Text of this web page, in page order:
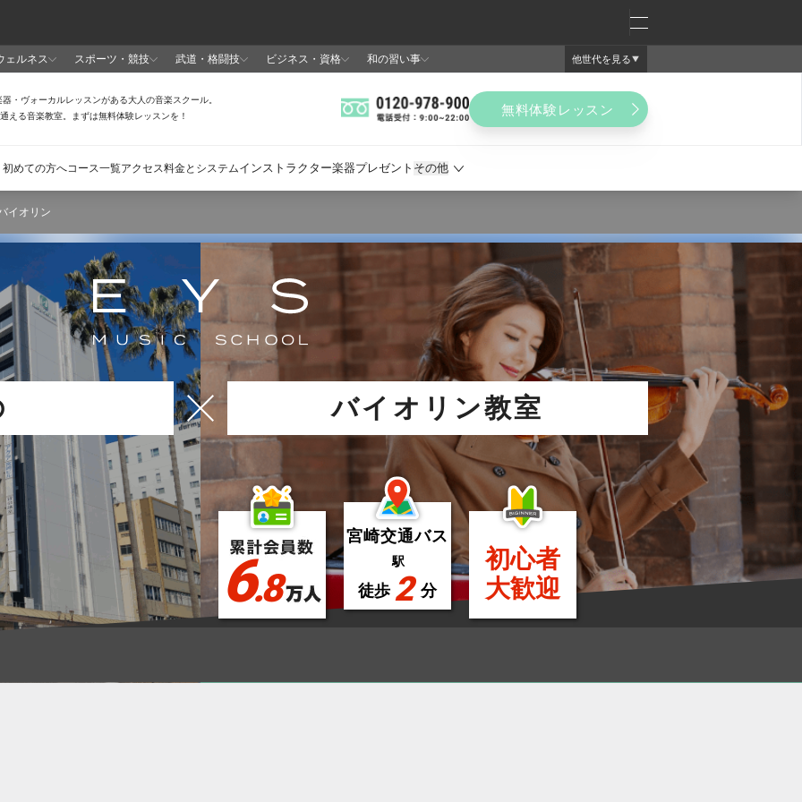
イオリン
バイオリン教室
6.8
宮崎交通バス
駅
徒歩 2 分
初心者
大歓迎